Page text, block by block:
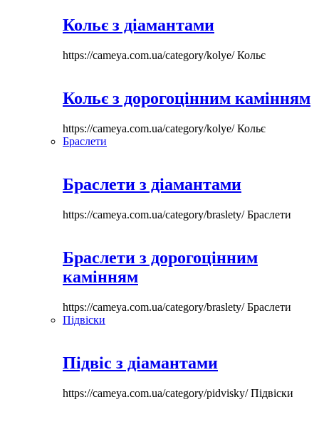
Кольє з діамантами
https://cameya.com.ua/category/kolye/Кольє
Кольє з дорогоцінним камінням
https://cameya.com.ua/category/kolye/Кольє
Браслети
Браслети з діамантами
https://cameya.com.ua/category/braslety/Браслети
Браслети з дорогоцінним
камінням
https://cameya.com.ua/category/braslety/Браслети
Підвіски
Підвіс з діамантами
https://cameya.com.ua/category/pidvisky/Підвіски